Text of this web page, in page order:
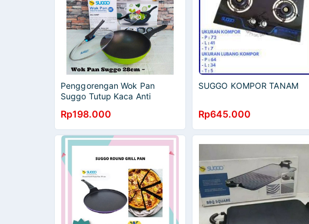
Penggorengan Wok Pan
Suggo Tutup Kaca Anti
Rp198.000
SUGGO KOMPOR TANAM
Rp645.000